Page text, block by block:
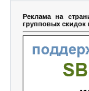
Реклама на
групповых скидок